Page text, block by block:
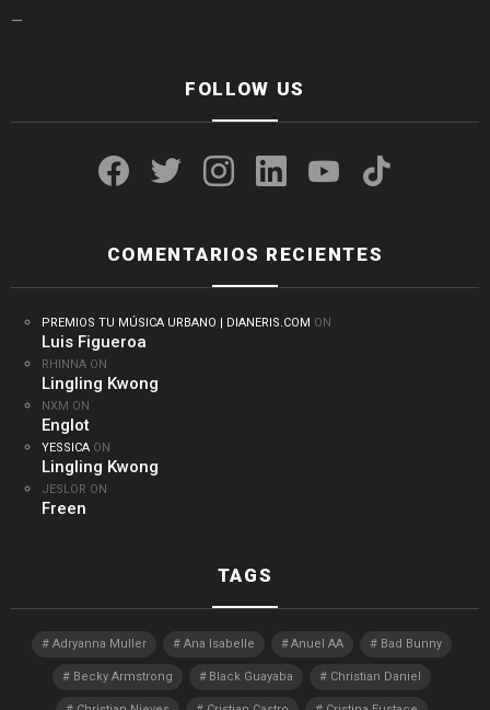
—
FOLLOW US
COMENTARIOS RECIENTES
PREMIOS TU MÚSICA URBANO | DIANERIS.COM ON
Luis Figueroa
RHINNA ON
Lingling Kwong
NXM ON
Englot
YESSICA ON
Lingling Kwong
JESLOR ON
Freen
TAGS
Adryanna Muller Ana Isabelle Anuel AA Bad Bunny
Becky Armstrong Black Guayaba Christian Daniel